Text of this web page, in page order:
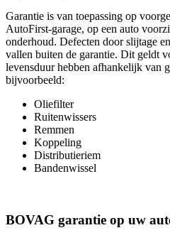
Garantie is van toepassing op
AutoFirst-garage, op een auto
onderhoud. Defecten door slijtage
vallen buiten de garantie. Dit geldt
levensduur hebben afhankelijk van
bijvoorbeeld:
Oliefilter
Ruitenwissers
Remmen
Koppeling
Distributieriem
Bandenwissel
BOVAG garantie op uw